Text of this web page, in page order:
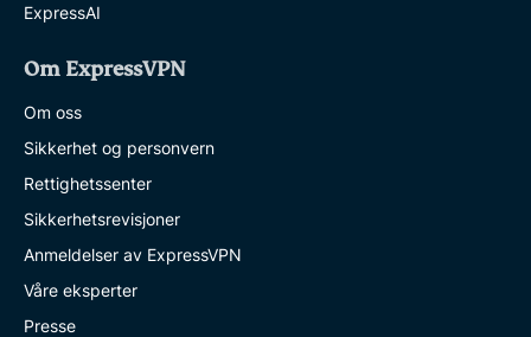
ExpressAI
Om ExpressVPN
Om oss
Sikkerhet og personvern
Rettighetssenter
Sikkerhetsrevisjoner
Anmeldelser av ExpressVPN
Våre eksperter
Presse